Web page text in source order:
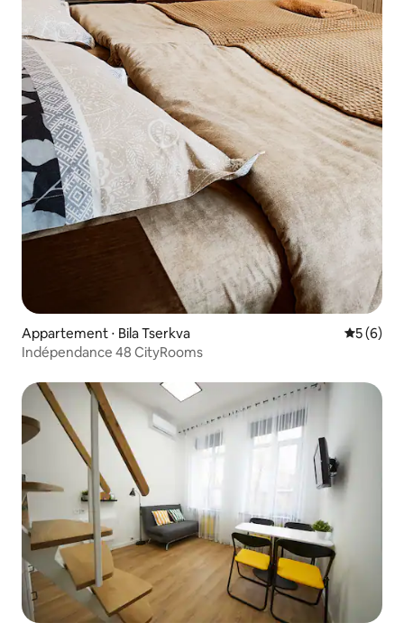
Appartement ⋅ Bila Tserkva
5 (6)
Indépendance 48 CityRooms